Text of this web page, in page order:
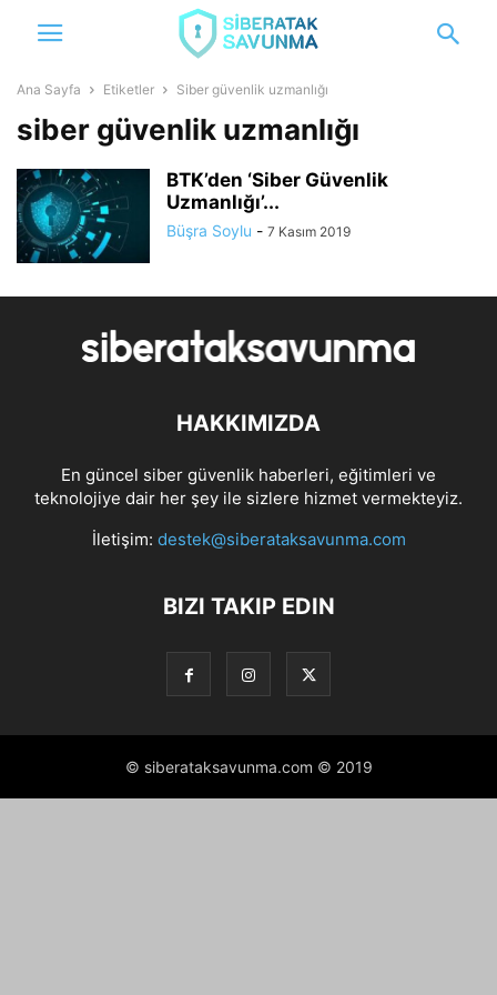
Ana Sayfa Etiketler Siber güvenlik uzmanlığı
siber güvenlik uzmanlığı
BTK’den ‘Siber Güvenlik
Uzmanlığı’...
Büşra Soylu - 7 Kasım 2019
HAKKIMIZDA
En güncel siber güvenlik haberleri, eğitimleri ve
teknolojiye dair her şey ile sizlere hizmet vermekteyiz.
İletişim: destek@siberataksavunma.com
BIZI TAKIP EDIN
© siberataksavunma.com © 2019